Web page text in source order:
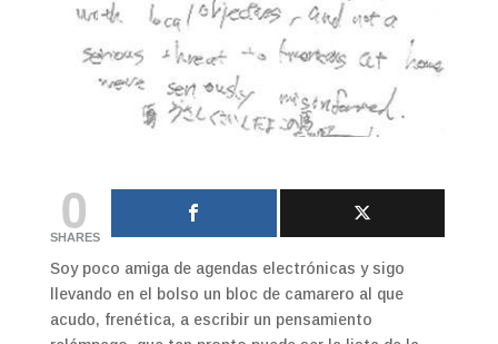
0
SHARES
Soy poco amiga de agendas electrónicas y sigo
llevando en el bolso un bloc de camarero al que
acudo, frenética, a escribir un pensamiento